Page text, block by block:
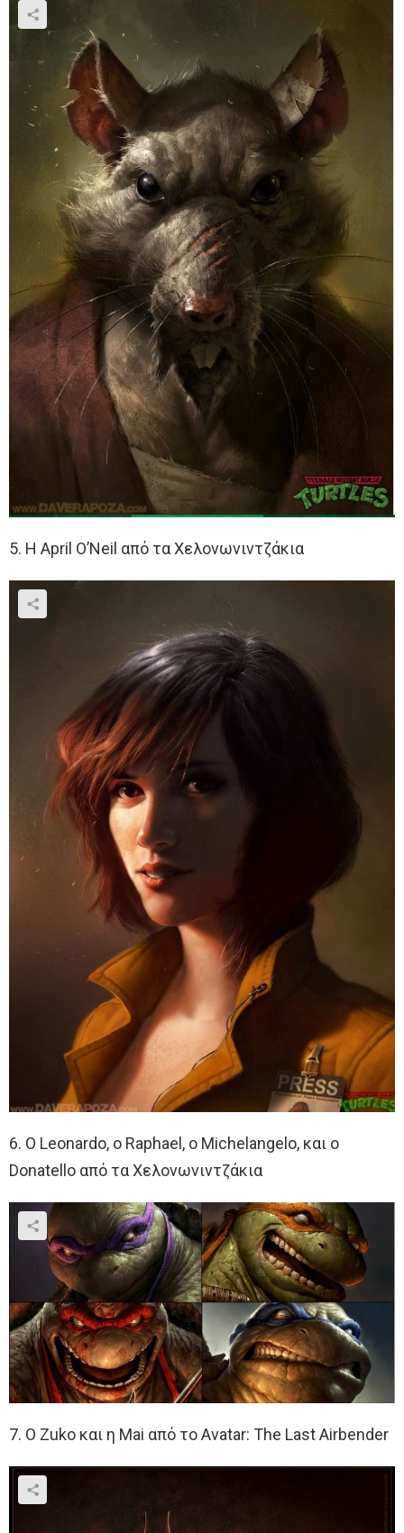
5. Η April O’Neil από τα Χελονωνιντζάκια
6. Ο Leonardo, ο Raphael, ο Michelangelo, και ο
Donatello από τα Χελονωνιντζάκια
7. Ο Zuko και η Mai από το Avatar: The Last Airbender